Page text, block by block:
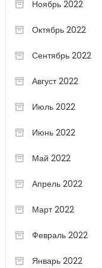
Ноябрь 2022
Октябрь 2022
Сентябрь 2022
Август 2022
Июль 2022
Июнь 2022
Май 2022
Апрель 2022
Март 2022
Февраль 2022
Январь 2022